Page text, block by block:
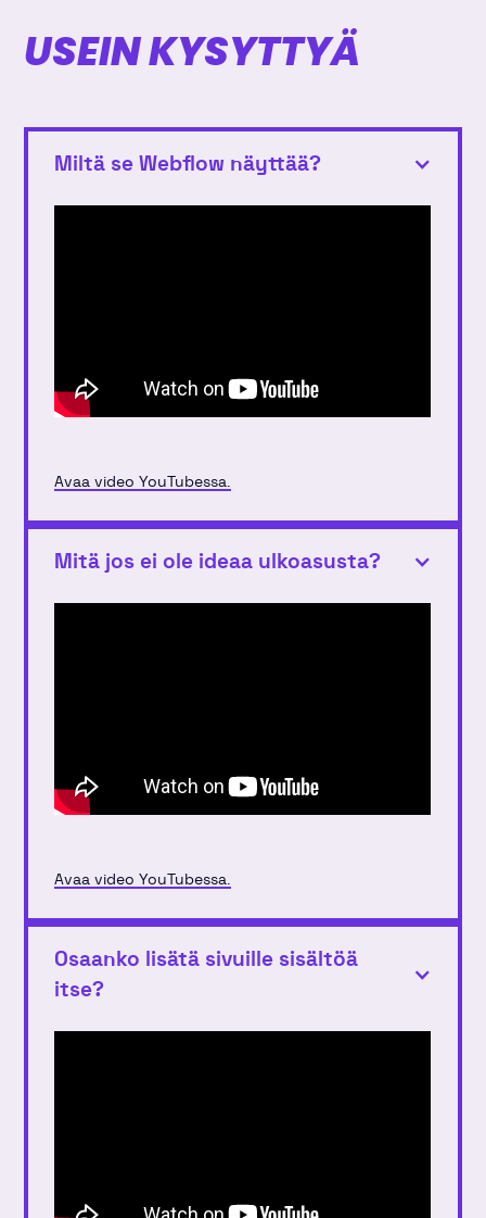
USEIN KYSYTTYÄ
Miltä se Webflow näyttää?
Avaa video YouTubessa.
Mitä jos ei ole ideaa ulkoasusta?
Avaa video YouTubessa.
Osaanko lisätä sivuille sisältöä
itse?